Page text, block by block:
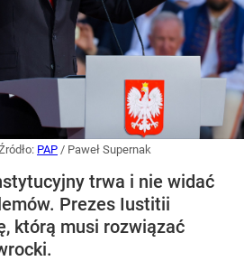
PAP / Paweł Supernak
trwa i nie widać
Prezes Iustitii
którą musi rozwiązać